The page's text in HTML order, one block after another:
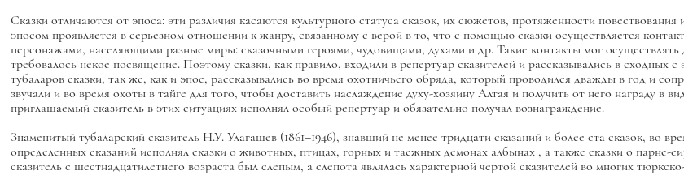
Сказки отличаются от эпоса: эти различия касаются культурного статуса сказок, их сюжетов, протяженности
эпосом проявляется в серьезном отношении к жанру, связанному с верой в то, что с помощью сказки осуществляется
персонажами, населяющими разные миры: сказочными героями, чудовищами, духами и др. Такие контакты мог осуществлять
требовалось некое посвящение. Поэтому сказки, как правило, входили в репертуар сказителей и рассказывались в сходных
тубаларов сказки, так же, как и эпос, рассказывались во время охотничьего обряда, который проводился дважды в год и
звучали и во время охоты в тайге для того, чтобы доставить наслаждение духу-хозяину Алтая и получить от него награду в
приглашаемый сказитель в этих ситуациях исполнял особый репертуар и обязательно получал вознаграждение.
Знаменитый тубаларский сказитель Н.У. Улагашев (1861–1946), знавший не менее тридцати сказаний и более ста сказок, во
определенных сказаний исполнял сказки о животных, птицах, горных и таежных демонах албынах , а также сказки о парне-
сказитель с шестнадцатилетнего возраста был слепым, а слепота являлась характерной чертой сказителей во многих